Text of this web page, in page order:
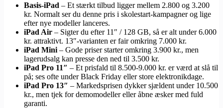
Basis-iPad – Et stærkt tilbud ligger mellem 2.800 og 3.200
kr. Normalt ser du denne pris i skolestart-kampagner og lige
efter nye modeller lanceres.
iPad Air – Sigter du efter 11″ / 128 GB, så er alt under 6.000
kr. attraktivt. 13″-varianten er fair omkring 7.000 kr.
iPad Mini – Gode priser starter omkring 3.900 kr., men
lagerudsalg kan presse den ned til 3.500 kr.
iPad Pro 11″ – Et prisfald til 8.500-9.000 kr. er værd at slå til
på; ses ofte under Black Friday eller store elektronikdage.
iPad Pro 13″ – Markedsprisen dykker sjældent under 10.500
kr., men tjek for demomodeller eller åbne æsker med fuld
garanti.